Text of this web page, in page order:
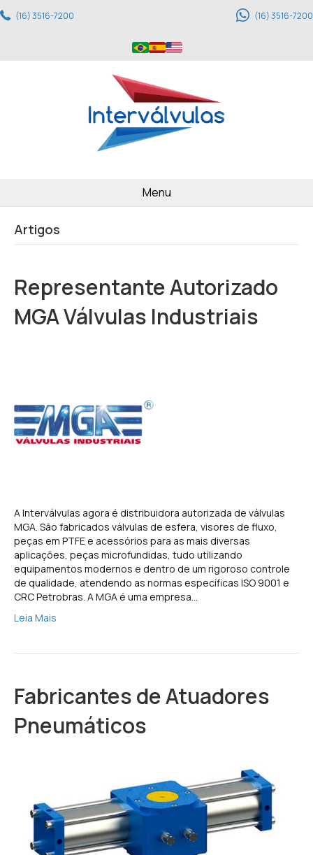
(16) 3516-7200 (16) 3516-7200
Menu
Artigos
Representante Autorizado
MGA Válvulas Industriais
A Interválvulas agora é distribuidora autorizada de válvulas
MGA. São fabricados válvulas de esfera, visores de fluxo,
peças em PTFE e acessórios para as mais diversas
aplicações, peças microfundidas, tudo utilizando
equipamentos modernos e dentro de um rigoroso controle
de qualidade, atendendo as normas específicas ISO 9001 e
CRC Petrobras. A MGA é uma empresa…
Leia Mais
Fabricantes de Atuadores
Pneumáticos